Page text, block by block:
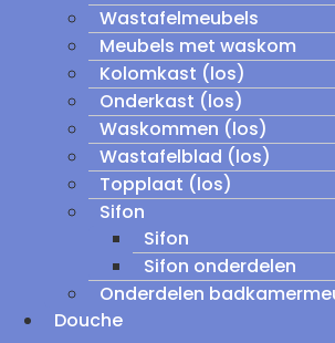
Wastafelmeubels
Meubels met waskom
Kolomkast (los)
Onderkast (los)
Waskommen (los)
Wastafelblad (los)
Topplaat (los)
Sifon
Sifon
Sifon onderdelen
Onderdelen
Douche